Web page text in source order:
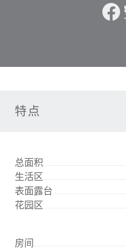
特点
总面积
生活区
表面露台
花园区
房间